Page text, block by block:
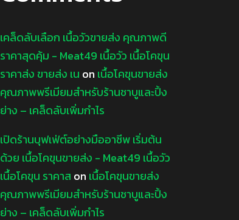
เคล็ดลับเลือก เนื้อวัวขายส่ง คุณภาพดี
ราคาสุดคุ้ม - Meat49 เนื้อวัว เนื้อโคขุน
ราคาส่ง ขายส่ง เน on เนื้อโคขุนขายส่ง
คุณภาพพรีเมียมสำหรับร้านชาบูและปิ้ง
ย่าง – เคล็ดลับเพิ่มกำไร
เปิดร้านบุฟเฟ่ต์อย่างมืออาชีพ เริ่มต้น
ด้วย เนื้อโคขุนขายส่ง - Meat49 เนื้อวัว
เนื้อโคขุน ราคาส on เนื้อโคขุนขายส่ง
คุณภาพพรีเมียมสำหรับร้านชาบูและปิ้ง
ย่าง – เคล็ดลับเพิ่มกำไร